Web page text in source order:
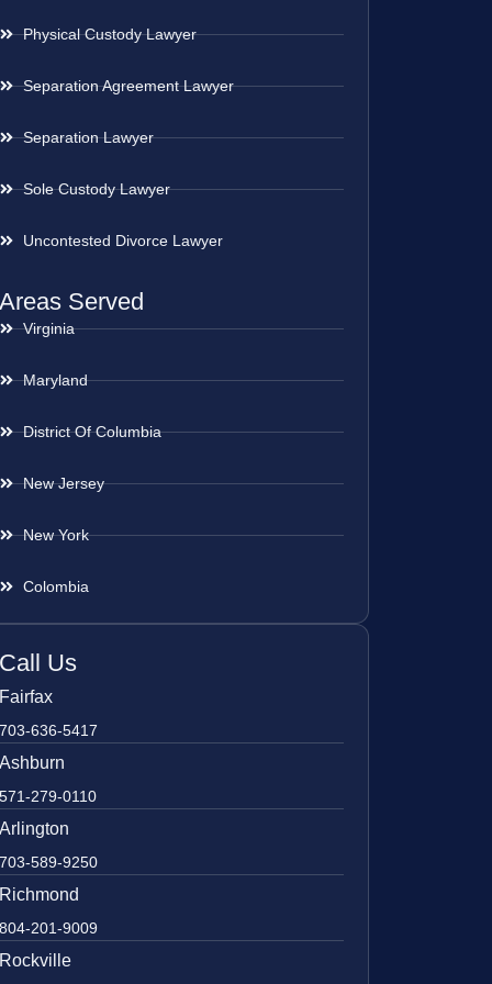
Physical Custody Lawyer
Separation Agreement Lawyer
Separation Lawyer
Sole Custody Lawyer
Uncontested Divorce Lawyer
Served
Virginia
Maryland
District Of Columbia
New Jersey
New York
Colombia
Us
636-5417
279-0110
589-9250
201-9009